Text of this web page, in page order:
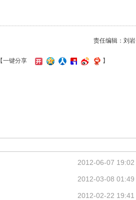
责任编辑：刘岩
【一键分享 】
2012-06-07 19:02
2012-03-08 01:49
2012-02-22 19:41